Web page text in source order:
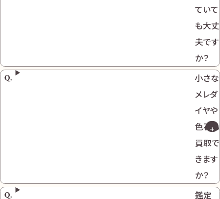
ていて
も大丈
夫です
か？
小さな
メレダ
イヤや
色石も
買取で
きます
か？
鑑定